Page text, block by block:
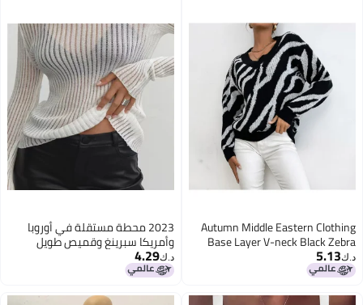
Autumn Middle Eastern Clothing
Base Layer V-neck Black Zebra
Pattern Sweater
د.ك‏5.13
2023 محطة مستقلة في أوروبا
وأمريكا سبرينغ وقميص طويل
الأكمام برقبة دائرية رقيقة قابلة
للتنفس مصنوعة من الصوف
د.ك‏4.29